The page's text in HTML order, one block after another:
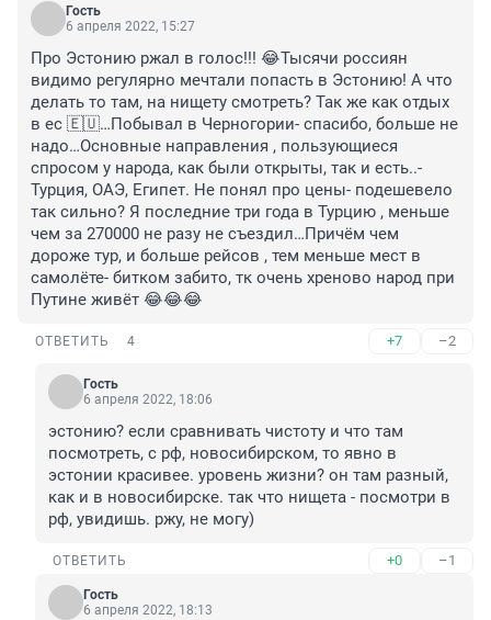
Гость
6 апреля 2022, 15:27
Про Эстонию ржал в голос!!! 😂Тысячи россиян
видимо регулярно мечтали попасть в Эстонию! А что
делать то там, на нищету смотреть? Так же как отдых
в ес 🇪🇺…Побывал в Черногории- спасибо, больше не
надо…Основные направления , пользующиеся
спросом у народа, как были открыты, так и есть..-
Турция, ОАЭ, Египет. Не понял про цены- подешевело
так сильно? Я последние три года в Турцию , меньше
чем за 270000 не разу не съездил…Причём чем
дороже тур, и больше рейсов , тем меньше мест в
самолёте- битком забито, тк очень хреново народ при
Путине живёт 😂😂😂
ОТВЕТИТЬ 4 +7 –2
Гость
6 апреля 2022, 18:06
эстонию? если сравнивать чистоту и что там
посмотреть, с рф, новосибирском, то явно в
эстонии красивее. уровень жизни? он там разный,
как и в новосибирске. так что нищета - посмотри в
рф, увидишь. ржу, не могу)
ОТВЕТИТЬ +0 –1
Гость
6 апреля 2022, 18:13